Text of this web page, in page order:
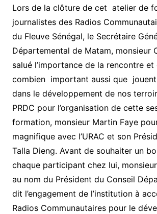
Lors de la clôture de cet atelier de
journalistes des Radios
du Fleuve Sénégal, le Secrétaire
Départemental de Matam, monsieur
salué l’importance de la rencontre et
combien important aussi que
dans le développement de nos
PRDC pour l’organisation de cette
formation, monsieur Martin Faye
magnifique avec l’URAC et son
Talla Dieng. Avant de souhaiter un
chaque participant chez lui,
au nom du Président du Conseil
dit l’engagement de l’institution à
Radios Communautaires pour le